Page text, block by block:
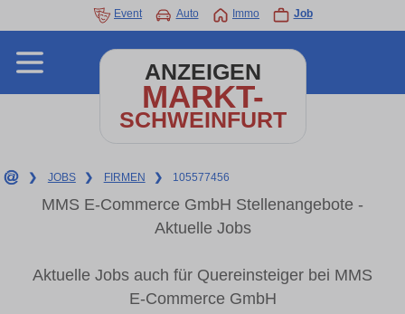
Event Auto Immo Job
ANZEIGEN
MARKT-
SCHWEINFURT
❯ JOBS ❯ FIRMEN ❯ 105577456
MMS E-Commerce GmbH Stellenangebote -
Aktuelle Jobs
Aktuelle Jobs auch für Quereinsteiger bei MMS
E-Commerce GmbH